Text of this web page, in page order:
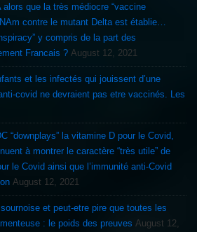
alors que la très médiocre “vaccine
contre le mutant Delta est établie…
y compris de la part des
Francais ? August 12, 2021
et les infectés qui jouissent d’une
covid ne devraient pas etre vaccinés. Les
“downplays” la vitamine D pour le Covid,
à montrer le caractère “très utile” de
le Covid ainsi que l’immunité anti-Covid
August 12, 2021
et peut-etre pire que toutes les
: le poids des preuves August 12,